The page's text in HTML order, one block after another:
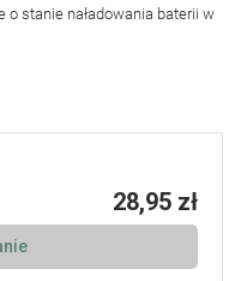
stanie naładowania baterii w
28,95 zł